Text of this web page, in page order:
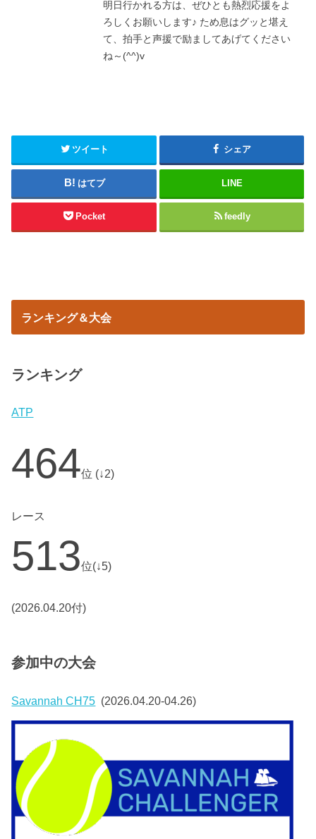
明日行かれる方は、ぜひとも熱烈応援をよ
ろしくお願いします♪ ため息はグッと堪え
て、拍手と声援で励ましてあげてください
ね～(^^)v
ツイート シェア
はてブ LINE
Pocket feedly
ランキング＆大会
ランキング
ATP
464位 (↓2)
レース
513位(↓5)
(2026.04.20付)
参加中の大会
Savannah CH75 (2026.04.20-04.26)